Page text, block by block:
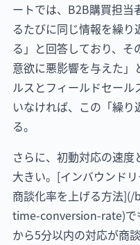
ートでは、B2B購買担当
るたびに同じ情報を繰
る」と回答しており、
意欲に悪影響を与えた」
ルスとフィールドセール
いなければ、この「繰
る。
さらに、初動対応の速
大きい。[インバウンド
商談化率を上げる方法
time-conversion-rate)で
から5分以内の対応が商